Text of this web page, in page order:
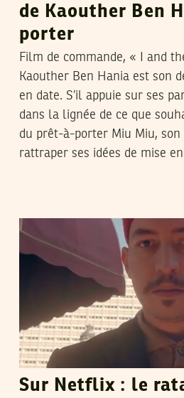
de Kaouther Ben
porter
Film de commande, « I and
Kaouther Ben Hania est son
en date. S’il appuie sur ses
dans la lignée de ce que
du prêt-à-porter Miu Miu,
rattraper ses idées de mise
Sur Netflix : le